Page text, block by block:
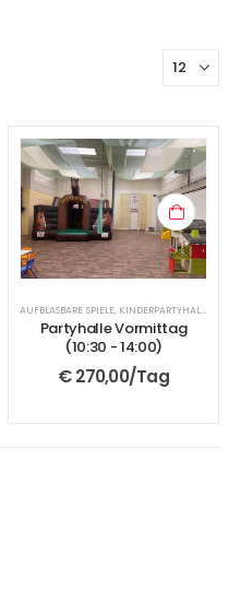
AUFBLASBARE SPIELE, KINDERPARTYHALLE
Partyhalle Vormittag
(10:30 - 14:00)
€270,00/Tag